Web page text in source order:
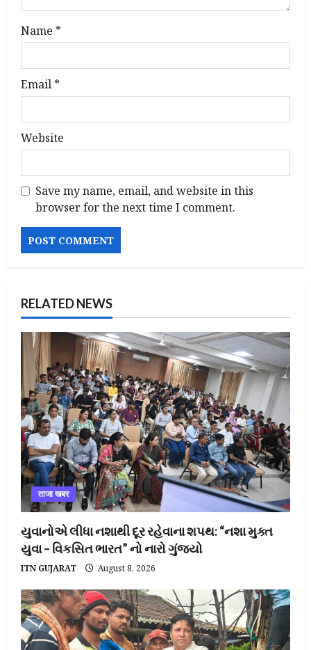
Name *
Email *
Website
Save my name, email, and website in this
browser for the next time I comment.
RELATED NEWS
ताजा खबर
યુવાનોએ લીધા નશાથી દૂર રહેવાના શપથ: “નશા મુક્ત
યુવા – વિકસિત ભારત” નો નારો ગુંજ્યો
ITN GUJARAT August 8, 2026